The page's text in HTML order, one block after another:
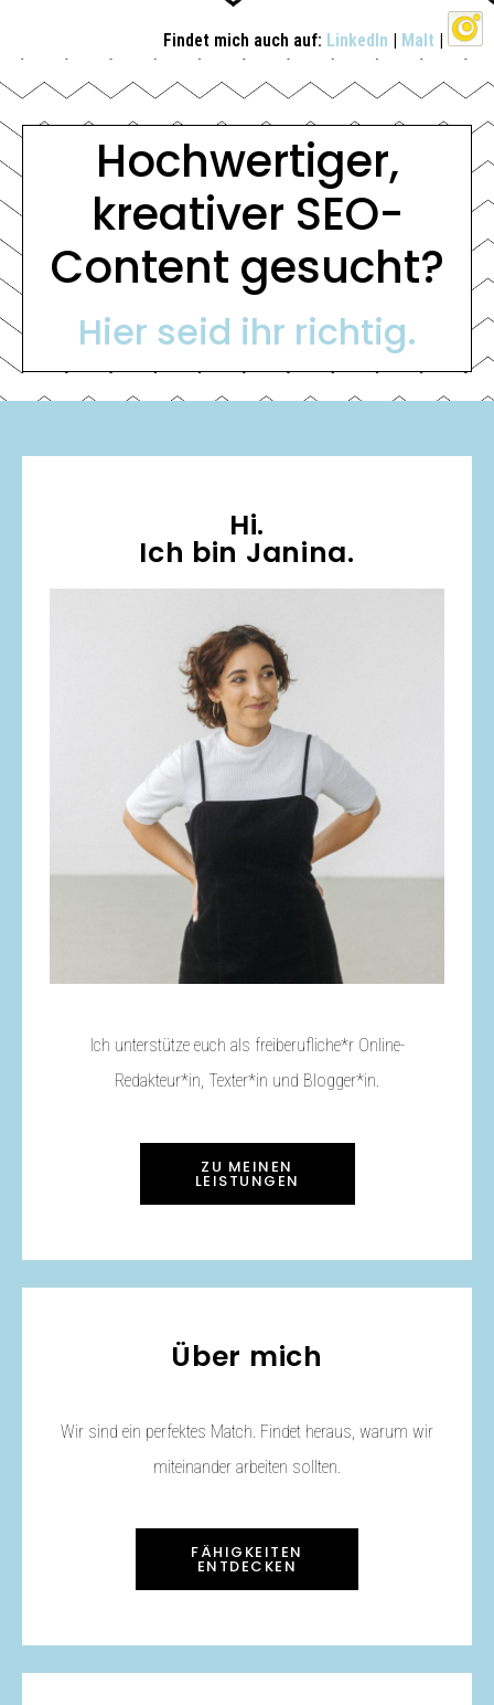
Findet mich auch auf: LinkedIn | Malt |
Hochwertiger,
kreativer SEO-
Content gesucht?
Hier seid ihr richtig.
Hi.
Ich bin Janina.
Ich unterstütze euch als freiberufliche*r Online-
Redakteur*in, Texter*in und Blogger*in.
ZU MEINEN
LEISTUNGEN
Über mich
Wir sind ein perfektes Match. Findet heraus, warum wir
miteinander arbeiten sollten.
FÄHIGKEITEN
ENTDECKEN